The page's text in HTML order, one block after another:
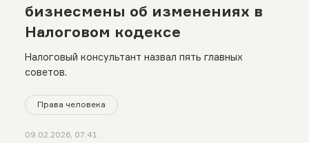
бизнесмены об изменениях в
Налоговом кодексе
Налоговый консультант назвал пять главных
советов.
Права человека
09.02.2026, 07:41